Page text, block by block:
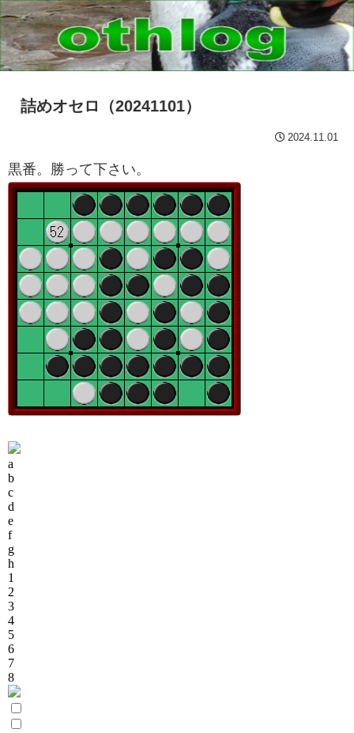
詰めオセロ（20241101）
2024.11.01
黒番。勝って下さい。